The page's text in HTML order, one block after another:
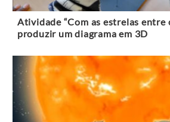
Atividade “Com as estrelas entre
produzir um diagrama em 3D